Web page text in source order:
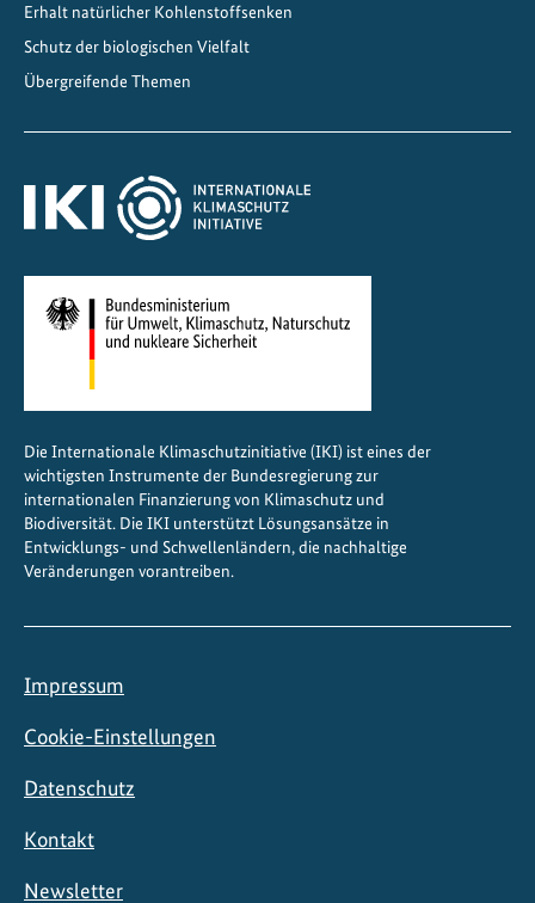
r
l
e
Erhalt natürlicher Kohlenstoffsenken
Schutz der biologischen Vielfalt
Übergreifende Themen
Die Internationale Klimaschutzinitiative (IKI) ist eines der
wichtigsten Instrumente der Bundesregierung zur
internationalen Finanzierung von Klimaschutz und
Biodiversität. Die IKI unterstützt Lösungsansätze in
Entwicklungs- und Schwellenländern, die nachhaltige
Veränderungen vorantreiben.
Impressum
Cookie-Einstellungen
Datenschutz
Kontakt
Newsletter